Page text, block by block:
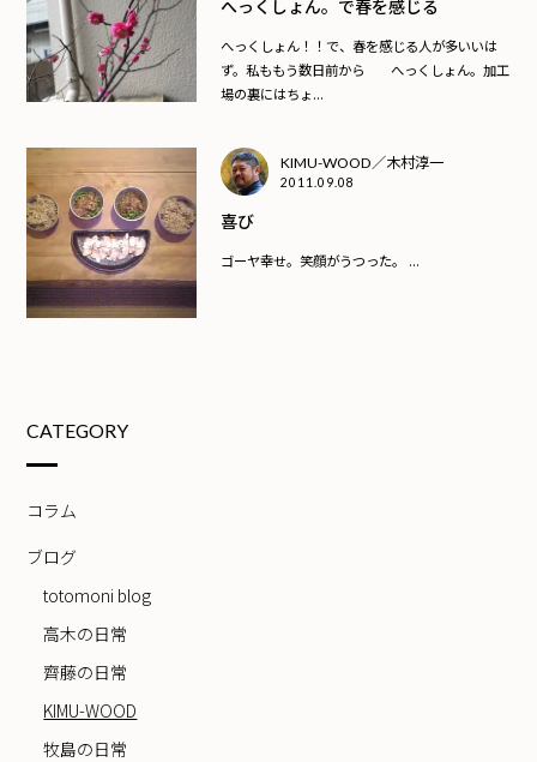
へっくしょん。で春を感じる
へっくしょん！！で、春を感じる人が多いいは
ず。私ももう数日前から へっくしょん。加工
場の裏にはちょ...
KIMU-WOOD／木村淳一
2011.09.08
喜び
ゴーヤ幸せ。笑顔がうつった。 ...
CATEGORY
コラム
ブログ
totomoni blog
高木の日常
齊藤の日常
KIMU-WOOD
牧島の日常